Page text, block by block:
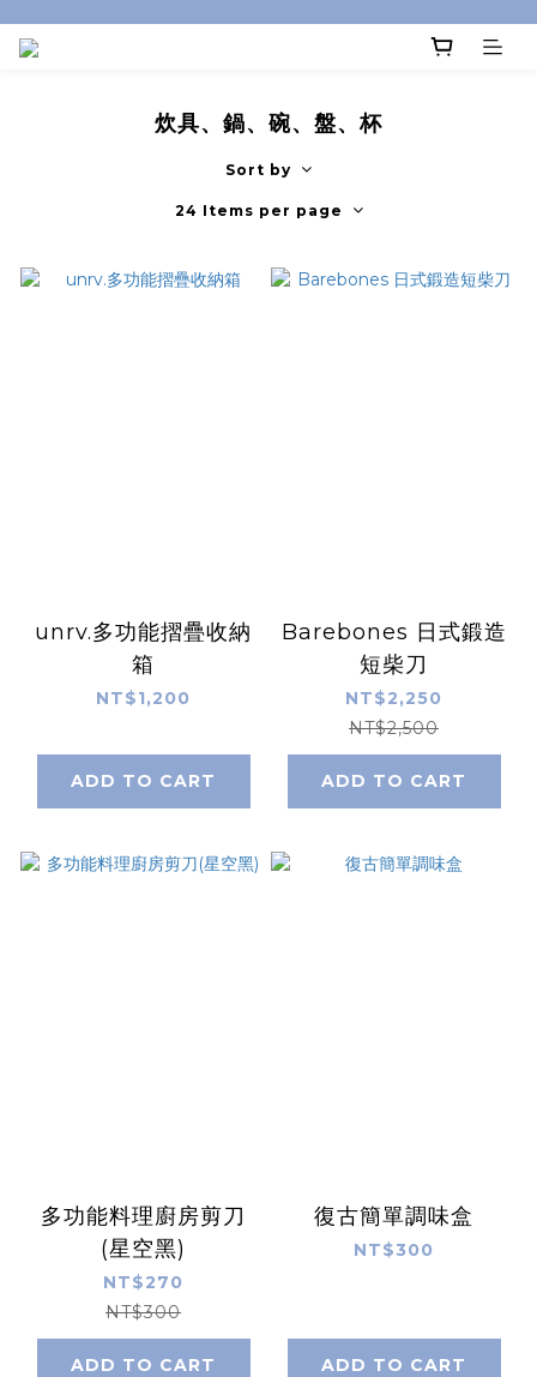
炊具、鍋、碗、盤、杯
Sort by
24 Items per page
unrv.多功能摺疊收納
箱
NT$1,200
ADD TO CART
Barebones 日式鍛造
短柴刀
NT$2,250
NT$2,500
ADD TO CART
多功能料理廚房剪刀
(星空黑)
NT$270
NT$300
ADD TO CART
復古簡單調味盒
NT$300
ADD TO CART